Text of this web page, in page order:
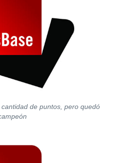
de puntos, pero quedó